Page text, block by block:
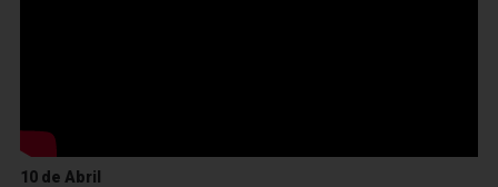
10 de Abril